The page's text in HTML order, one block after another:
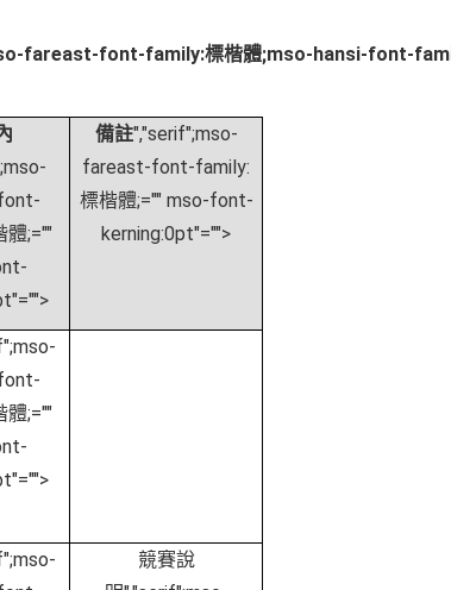
fareast-font-family:標楷體;mso-hansi-font-
體;=""
備註","serif";mso-
fareast-font-family:
標楷體;="" mso-font-
kerning:0pt"="">
體;=""
競賽說